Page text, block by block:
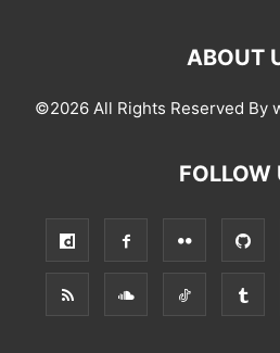
ABOUT
©2026 All Rights Reserved By
FOLLOW